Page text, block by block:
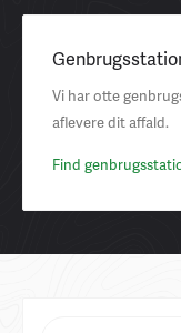
Vi har otte
aflevere dit affald.
Find